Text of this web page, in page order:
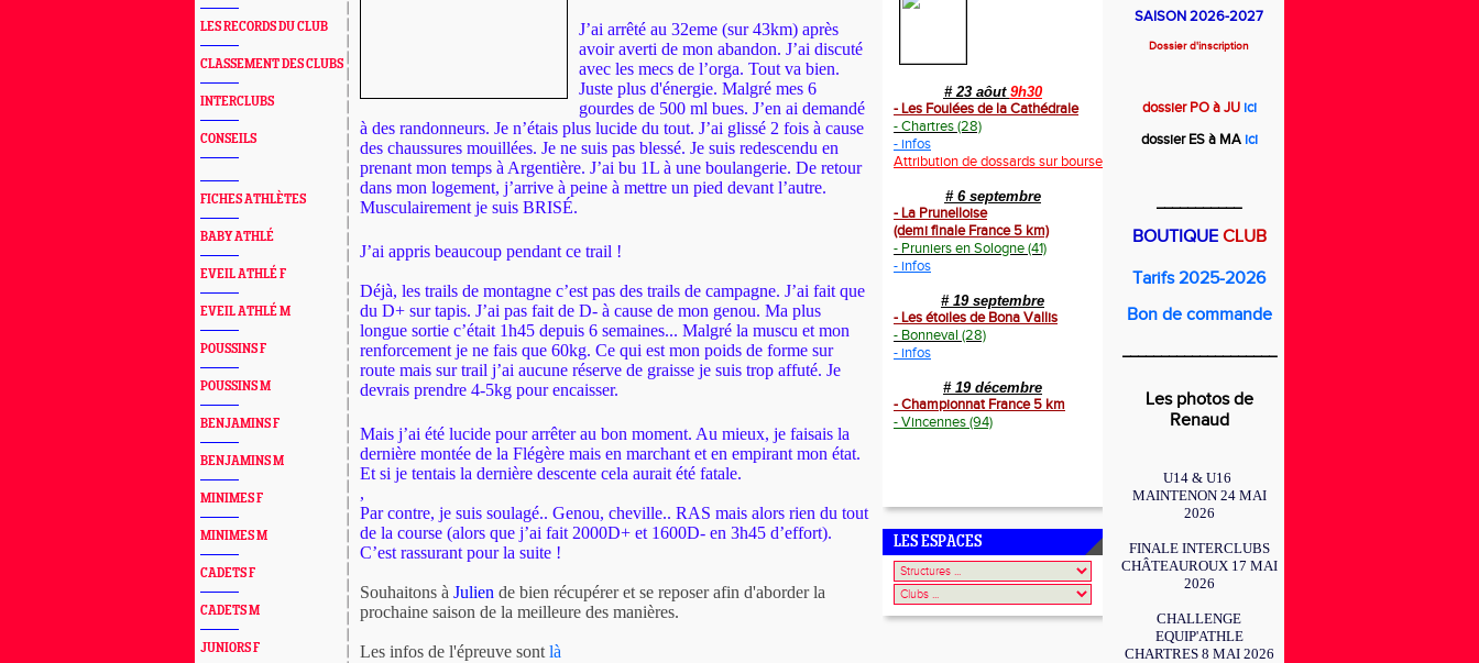
LES RECORDS DU CLUB
CLASSEMENT DES CLUBS
INTERCLUBS
CONSEILS
FICHES ATHLÈTES
BABY ATHLÉ
EVEIL ATHLÉ F
EVEIL ATHLÉ M
POUSSINS F
POUSSINS M
BENJAMINS F
BENJAMINS M
MINIMES F
MINIMES M
CADETS F
CADETS M
JUNIORS F
J’ai arrêté au 32eme (sur 43km) après
avoir averti de mon abandon. J’ai discuté
avec les mecs de l’orga. Tout va bien.
Juste plus d'énergie. Malgré mes 6
gourdes de 500 ml bues. J’en ai demandé
à des randonneurs. Je n’étais plus lucide du tout. J’ai glissé 2 fois à cause
des chaussures mouillées. Je ne suis pas blessé. Je suis redescendu en
prenant mon temps à Argentière. J’ai bu 1L à une boulangerie. De retour
dans mon logement, j’arrive à peine à mettre un pied devant l’autre.
Musculairement je suis BRISÉ.
J’ai appris beaucoup pendant ce trail !
Déjà, les trails de montagne c’est pas des trails de campagne. J’ai fait que
du D+ sur tapis. J’ai pas fait de D- à cause de mon genou. Ma plus
longue sortie c’était 1h45 depuis 6 semaines... Malgré la muscu et mon
renforcement je ne fais que 60kg. Ce qui est mon poids de forme sur
route mais sur trail j’ai aucune réserve de graisse je suis trop affuté. Je
devrais prendre 4-5kg pour encaisser.
Mais j’ai été lucide pour arrêter au bon moment. Au mieux, je faisais la
dernière montée de la Flégère mais en marchant et en empirant mon état.
Et si je tentais la dernière descente cela aurait été fatale.
,
Par contre, je suis soulagé.. Genou, cheville.. RAS mais alors rien du tout
de la course (alors que j’ai fait 2000D+ et 1600D- en 3h45 d’effort).
C’est rassurant pour la suite !
Souhaitons à Julien de bien récupérer et se reposer afin d'aborder la
prochaine saison de la meilleure des manières.
Les infos de l'épreuve sont là
# 23 aôut 9h30
- Les Foulées de la Cathédrale
- Chartres (28)
- infos
Attribution de dossards sur bourse d'échanges au tarif de 19 euros au lieu de 16 euros
# 6 septembre
- La Prunelloise
(demi finale France 5 km)
- Pruniers en Sologne (41)
- infos
# 19 septembre
- Les étoiles de Bona Vallis
- Bonneval (28)
- infos
# 19 décembre
- Championnat France 5 km
- Vincennes (94)
LES ESPACES
SAISON 2026-2027
Dossier d'inscription
dossier PO à JUici
dossier ES à MAici
___________
BOUTIQUE CLUB
Tarifs 2025-2026
Bon de commande
____________________
Les photos de
Renaud
U14 & U16
MAINTENON 24 MAI
2026
FINALE INTERCLUBS
CHÂTEAUROUX 17 MAI
2026
CHALLENGE
EQUIP'ATHLE
CHARTRES 8 MAI 2026